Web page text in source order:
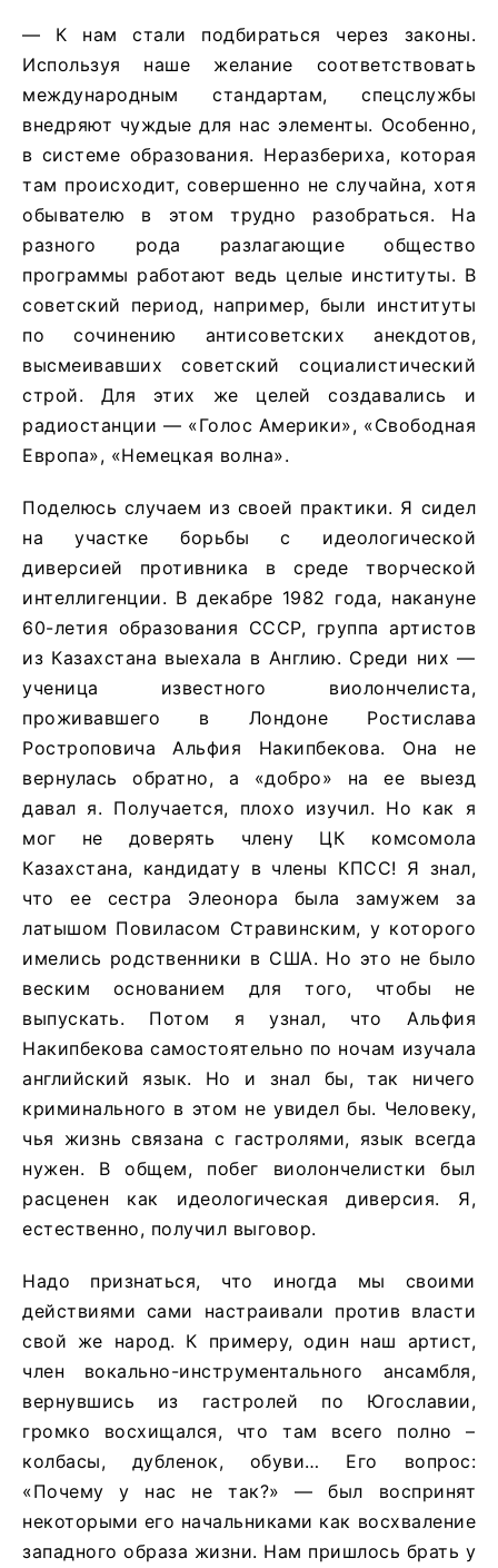
— К нам стали подбираться через законы.
Используя наше желание соответствовать
международным стандартам, спецслужбы
внедряют чуждые для нас элементы. Особенно,
в системе образования. Неразбериха, которая
там происходит, совершенно не случайна, хотя
обывателю в этом трудно разобраться. На
разного рода разлагающие общество
программы работают ведь целые институты. В
советский период, например, были институты
по сочинению антисоветских анекдотов,
высмеивавших советский социалистический
строй. Для этих же целей создавались и
радиостанции — «Голос Америки», «Свободная
Европа», «Немецкая волна».
Поделюсь случаем из своей практики. Я сидел
на участке борьбы с идеологической
диверсией противника в среде творческой
интеллигенции. В декабре 1982 года, накануне
60-летия образования СССР, группа артистов
из Казахстана выехала в Англию. Среди них —
ученица известного виолончелиста,
проживавшего в Лондоне Ростислава
Ростроповича Альфия Накипбекова. Она не
вернулась обратно, а «добро» на ее выезд
давал я. Получается, плохо изучил. Но как я
мог не доверять члену ЦК комсомола
Казахстана, кандидату в члены КПСС! Я знал,
что ее сестра Элеонора была замужем за
латышом Повиласом Стравинским, у которого
имелись родственники в США. Но это не было
веским основанием для того, чтобы не
выпускать. Потом я узнал, что Альфия
Накипбекова самостоятельно по ночам изучала
английский язык. Но и знал бы, так ничего
криминального в этом не увидел бы. Человеку,
чья жизнь связана с гастролями, язык всегда
нужен. В общем, побег виолончелистки был
расценен как идеологическая диверсия. Я,
естественно, получил выговор.
Надо признаться, что иногда мы своими
действиями сами настраивали против власти
свой же народ. К примеру, один наш артист,
член вокально-инструментального ансамбля,
вернувшись из гастролей по Югославии,
громко восхищался, что там всего полно –
колбасы, дубленок, обуви… Его вопрос:
«Почему у нас не так?» — был воспринят
некоторыми его начальниками как восхваление
западного образа жизни. Нам пришлось брать у